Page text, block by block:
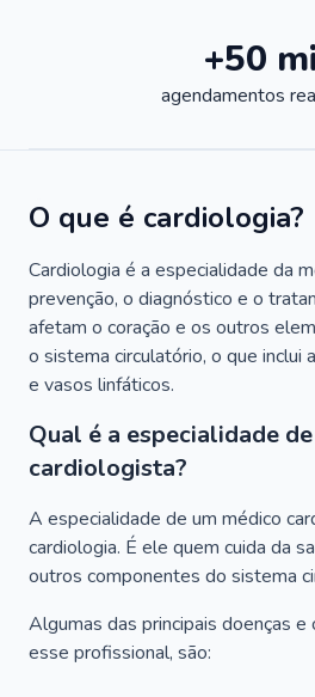
+50
agendamentos
O que é cardiologia?
Cardiologia é a especialidade da
prevenção, o diagnóstico e o
afetam o coração e os outros
o sistema circulatório, o que inclui
e vasos linfáticos.
Qual é a especialidade
cardiologista?
A especialidade de um médico
cardiologia. É ele quem cuida da
outros componentes do sistema
Algumas das principais doenças
esse profissional, são: